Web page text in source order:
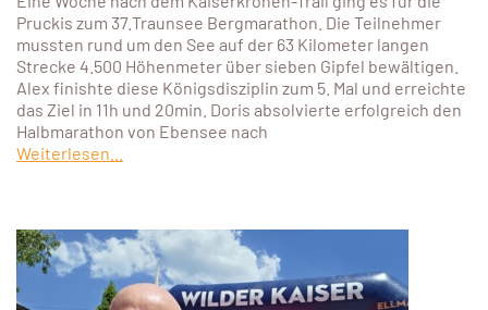
Pruckis zum 37.Traunsee Bergmarathon. Die Teilnehmer
mussten rund um den See auf der 63 Kilometer langen
Strecke 4.500 Höhenmeter über sieben Gipfel bewältigen.
Alex finishte diese Königsdisziplin zum 5. Mal und erreichte
das Ziel in 11h und 20min. Doris absolvierte erfolgreich den
Halbmarathon von Ebensee nach
Weiterlesen...